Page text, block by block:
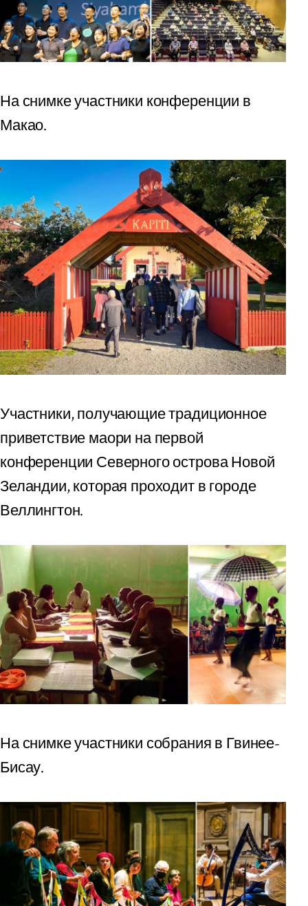
На снимке участники конференции в
Макао.
Участники, получающие традиционное
приветствие маори на первой
конференции Северного острова Новой
Зеландии, которая проходит в городе
Веллингтон.
На снимке участники собрания в Гвинее-
Бисау.